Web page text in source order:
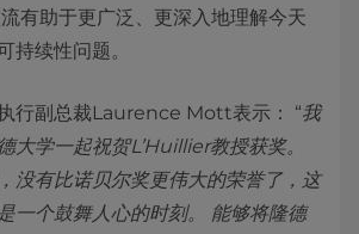
有助于更广泛、更深入地理解今天
持续性问题。
行副总裁Laurence Mott表示： “我
大学一起祝贺L’Huillier教授获奖。
没有比诺贝尔奖更伟大的荣誉了，这
一个鼓舞人心的时刻。 能够将隆德